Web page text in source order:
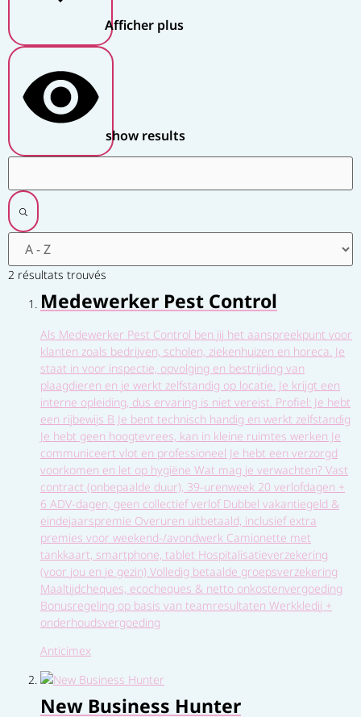
Afficher plus
show results
2 résultats trouvés
Medewerker Pest Control
Als Medewerker Pest Control ben jij het aanspreekpunt voor
klanten zoals bedrijven, scholen, ziekenhuizen en horeca. Je
staat in voor inspectie, opvolging en bestrijding van
plaagdieren en je werkt zelfstandig op locatie. Je krijgt een
interne opleiding, dus ervaring is niet vereist. Profiel: Je hebt
een rijbewijs B Je bent technisch handig en werkt zelfstandig
Je hebt geen hoogtevrees, kan in kleine ruimtes werken Je
communiceert vlot en professioneel Je hebt een verzorgd
voorkomen en let op hygiëne Wat mag je verwachten? Vast
contract (onbepaalde duur), 39-urenweek 20 verlofdagen +
6 ADV-dagen, geen collectief verlof Dubbel vakantiegeld &
eindejaarspremie Overuren uitbetaald, inclusief extra
premies voor weekend-/avondwerk Camionette met
tankkaart, smartphone, tablet Hospitalisatieverzekering
(voor jou en je gezin) Volledig betaalde groepsverzekering
Maaltijdcheques, ecocheques & netto onkostenvergoeding
Bonusregeling op basis van teamresultaten Werkkledij +
onderhoudsvergoeding
Anticimex
New Business Hunter